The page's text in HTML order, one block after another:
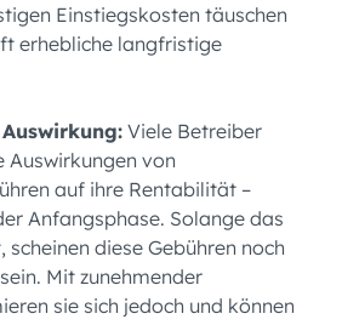
Einstiegskosten täuschen
erhebliche langfristige
Viele Betreiber
Auswirkungen von
auf ihre Rentabilität –
Anfangsphase. Solange das
scheinen diese Gebühren noch
Mit zunehmender
sie sich jedoch und können